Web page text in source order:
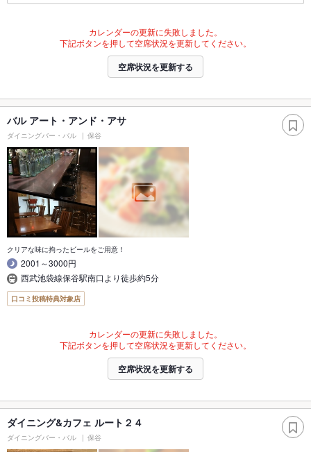
カレンダーの更新に失敗しました。
下記ボタンを押して空席状況を更新してください。
空席状況を更新する
バル アート・アンド・アサ
ダイニングバー・バル 保谷
クリアな味に拘ったビールをご用意！
2001～3000円
西武池袋線保谷駅南口より徒歩約5分
口コミ投稿特典対象店
カレンダーの更新に失敗しました。
下記ボタンを押して空席状況を更新してください。
空席状況を更新する
ダイニング&カフェ ルート２４
ダイニングバー・バル 保谷